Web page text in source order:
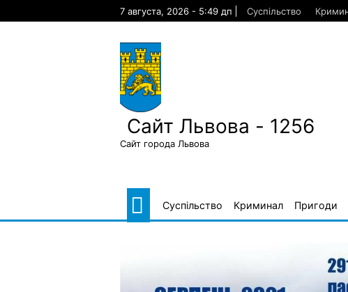
7 августа, 2026 - 5:49 дп Суспільство
Сайт Львова - 1256
Сайт города Львова
Суспільство Криминал Пригоди